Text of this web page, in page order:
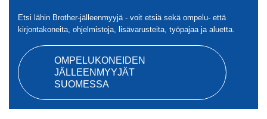
Etsi lähin Brother-jälleenmyyjä - voit etsiä sekä ompelu- että
kirjontakoneita, ohjelmistoja, lisävarusteita, työpajaa ja aluetta.
OMPELUKONEIDEN
JÄLLEENMYYJÄT
SUOMESSA